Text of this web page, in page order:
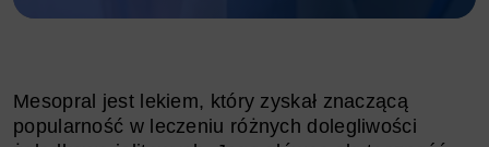
Mesopral jest lekiem, który zyskał znaczącą
popularność w leczeniu różnych dolegliwości